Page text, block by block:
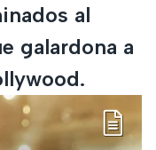
al
galardona a